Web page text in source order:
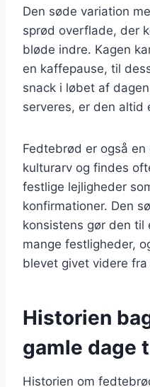
Den søde variation
sprød overflade, der
bløde indre. Kagen
en kaffepause, til
snack i løbet af
serveres, er den altid
Fedtebrød er også
kulturarv og findes
festlige lejligheder
konfirmationer. Den
konsistens gør den til
mange festligheder,
blevet givet videre
Historien
gamle dage
Historien om